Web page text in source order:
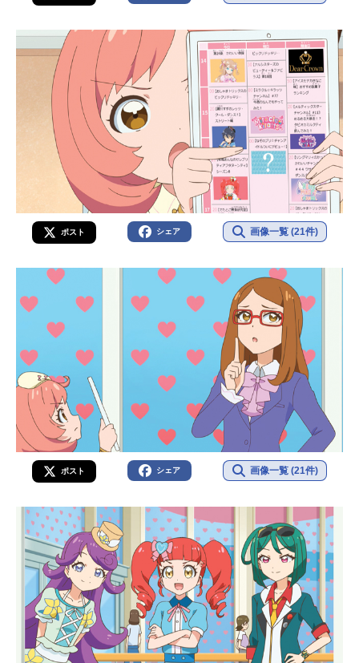
ポスト シェア 画像一覧 (21件)
ポスト シェア 画像一覧 (21件)